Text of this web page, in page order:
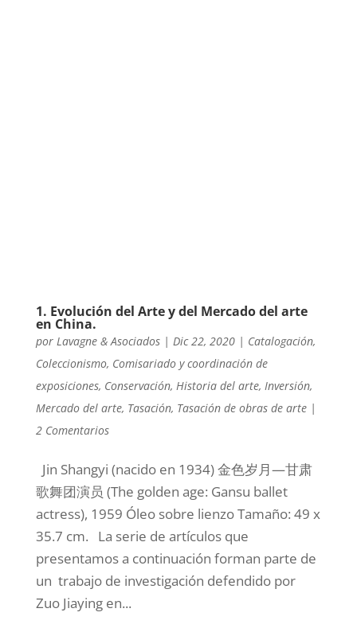
1. Evolución del Arte y del Mercado del arte
en China.
por Lavagne & Asociados| Dic 22, 2020| Catalogación,
Coleccionismo, Comisariado y coordinación de
exposiciones, Conservación, Historia del arte, Inversión,
Mercado del arte, Tasación, Tasación de obras de arte|
2 Comentarios
Jin Shangyi (nacido en 1934) 金色岁月—甘肃
歌舞团演员 (The golden age: Gansu ballet
actress), 1959 Óleo sobre lienzo Tamaño: 49 x
35.7 cm. La serie de artículos que
presentamos a continuación forman parte de
un trabajo de investigación defendido por
Zuo Jiaying en...